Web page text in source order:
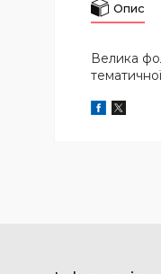
Опис
Велика